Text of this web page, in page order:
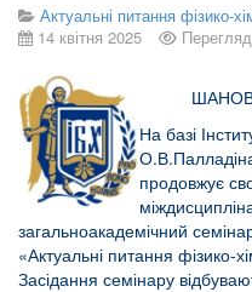
Актуальні питання фізико-
14 квітня 2025
На базі
продовжує
загальноакадемічний
«Актуальні питання фізико-
Засідання семінару